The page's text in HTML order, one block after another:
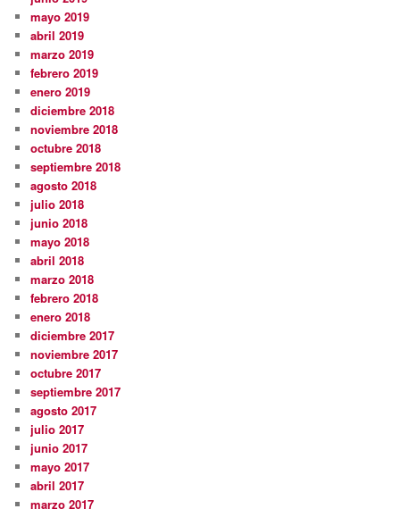
mayo 2019
abril 2019
marzo 2019
febrero 2019
enero 2019
diciembre 2018
noviembre 2018
octubre 2018
septiembre 2018
agosto 2018
julio 2018
junio 2018
mayo 2018
abril 2018
marzo 2018
febrero 2018
enero 2018
diciembre 2017
noviembre 2017
octubre 2017
septiembre 2017
agosto 2017
julio 2017
junio 2017
mayo 2017
abril 2017
marzo 2017